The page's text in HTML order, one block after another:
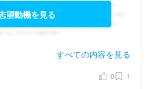
望動機を見る
すべての内容を見る
0 1